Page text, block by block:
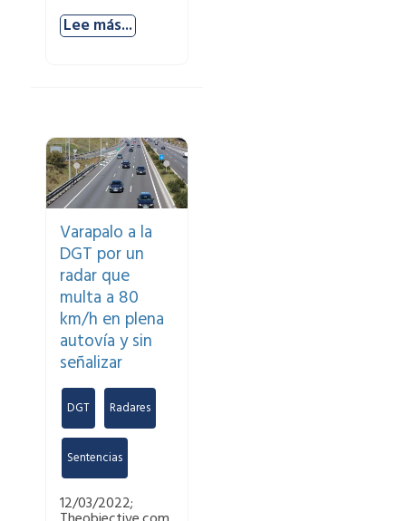
Lee más...
Varapalo a la
DGT por un
radar que
multa a 80
km/h en plena
autovía y sin
señalizar
DGT Radares
Sentencias
12/03/2022;